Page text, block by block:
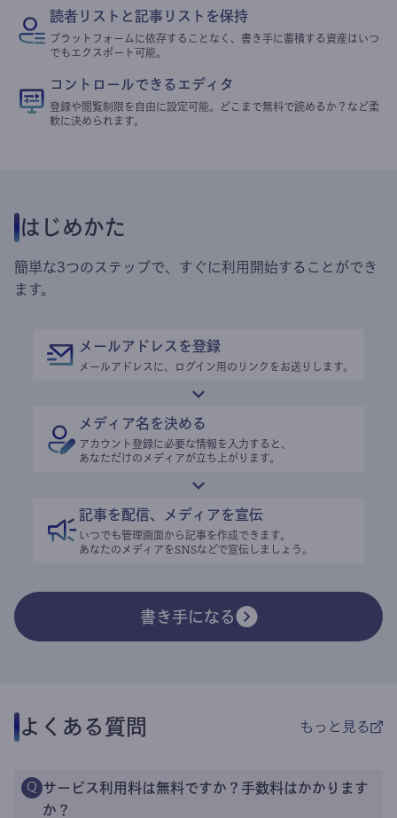
読者リストと記事リストを保持
プラットフォームに依存することなく、書き手に蓄積する資産はいつ
でもエクスポート可能。
コントロールできるエディタ
登録や閲覧制限を自由に設定可能。どこまで無料で読めるか？など柔
軟に決められます。
はじめかた
簡単な3つのステップで、すぐに利用開始することができ
ます。
メールアドレスを登録
メールアドレスに、ログイン用のリンクをお送りします。
メディア名を決める
アカウント登録に必要な情報を入力すると、
あなただけのメディアが立ち上がります。
記事を配信、メディアを宣伝
いつでも管理画面から記事を作成できます。
あなたのメディアをSNSなどで宣伝しましょう。
書き手になる
よくある質問 もっと見る
Q サービス利用料は無料ですか？手数料はかかります
か？